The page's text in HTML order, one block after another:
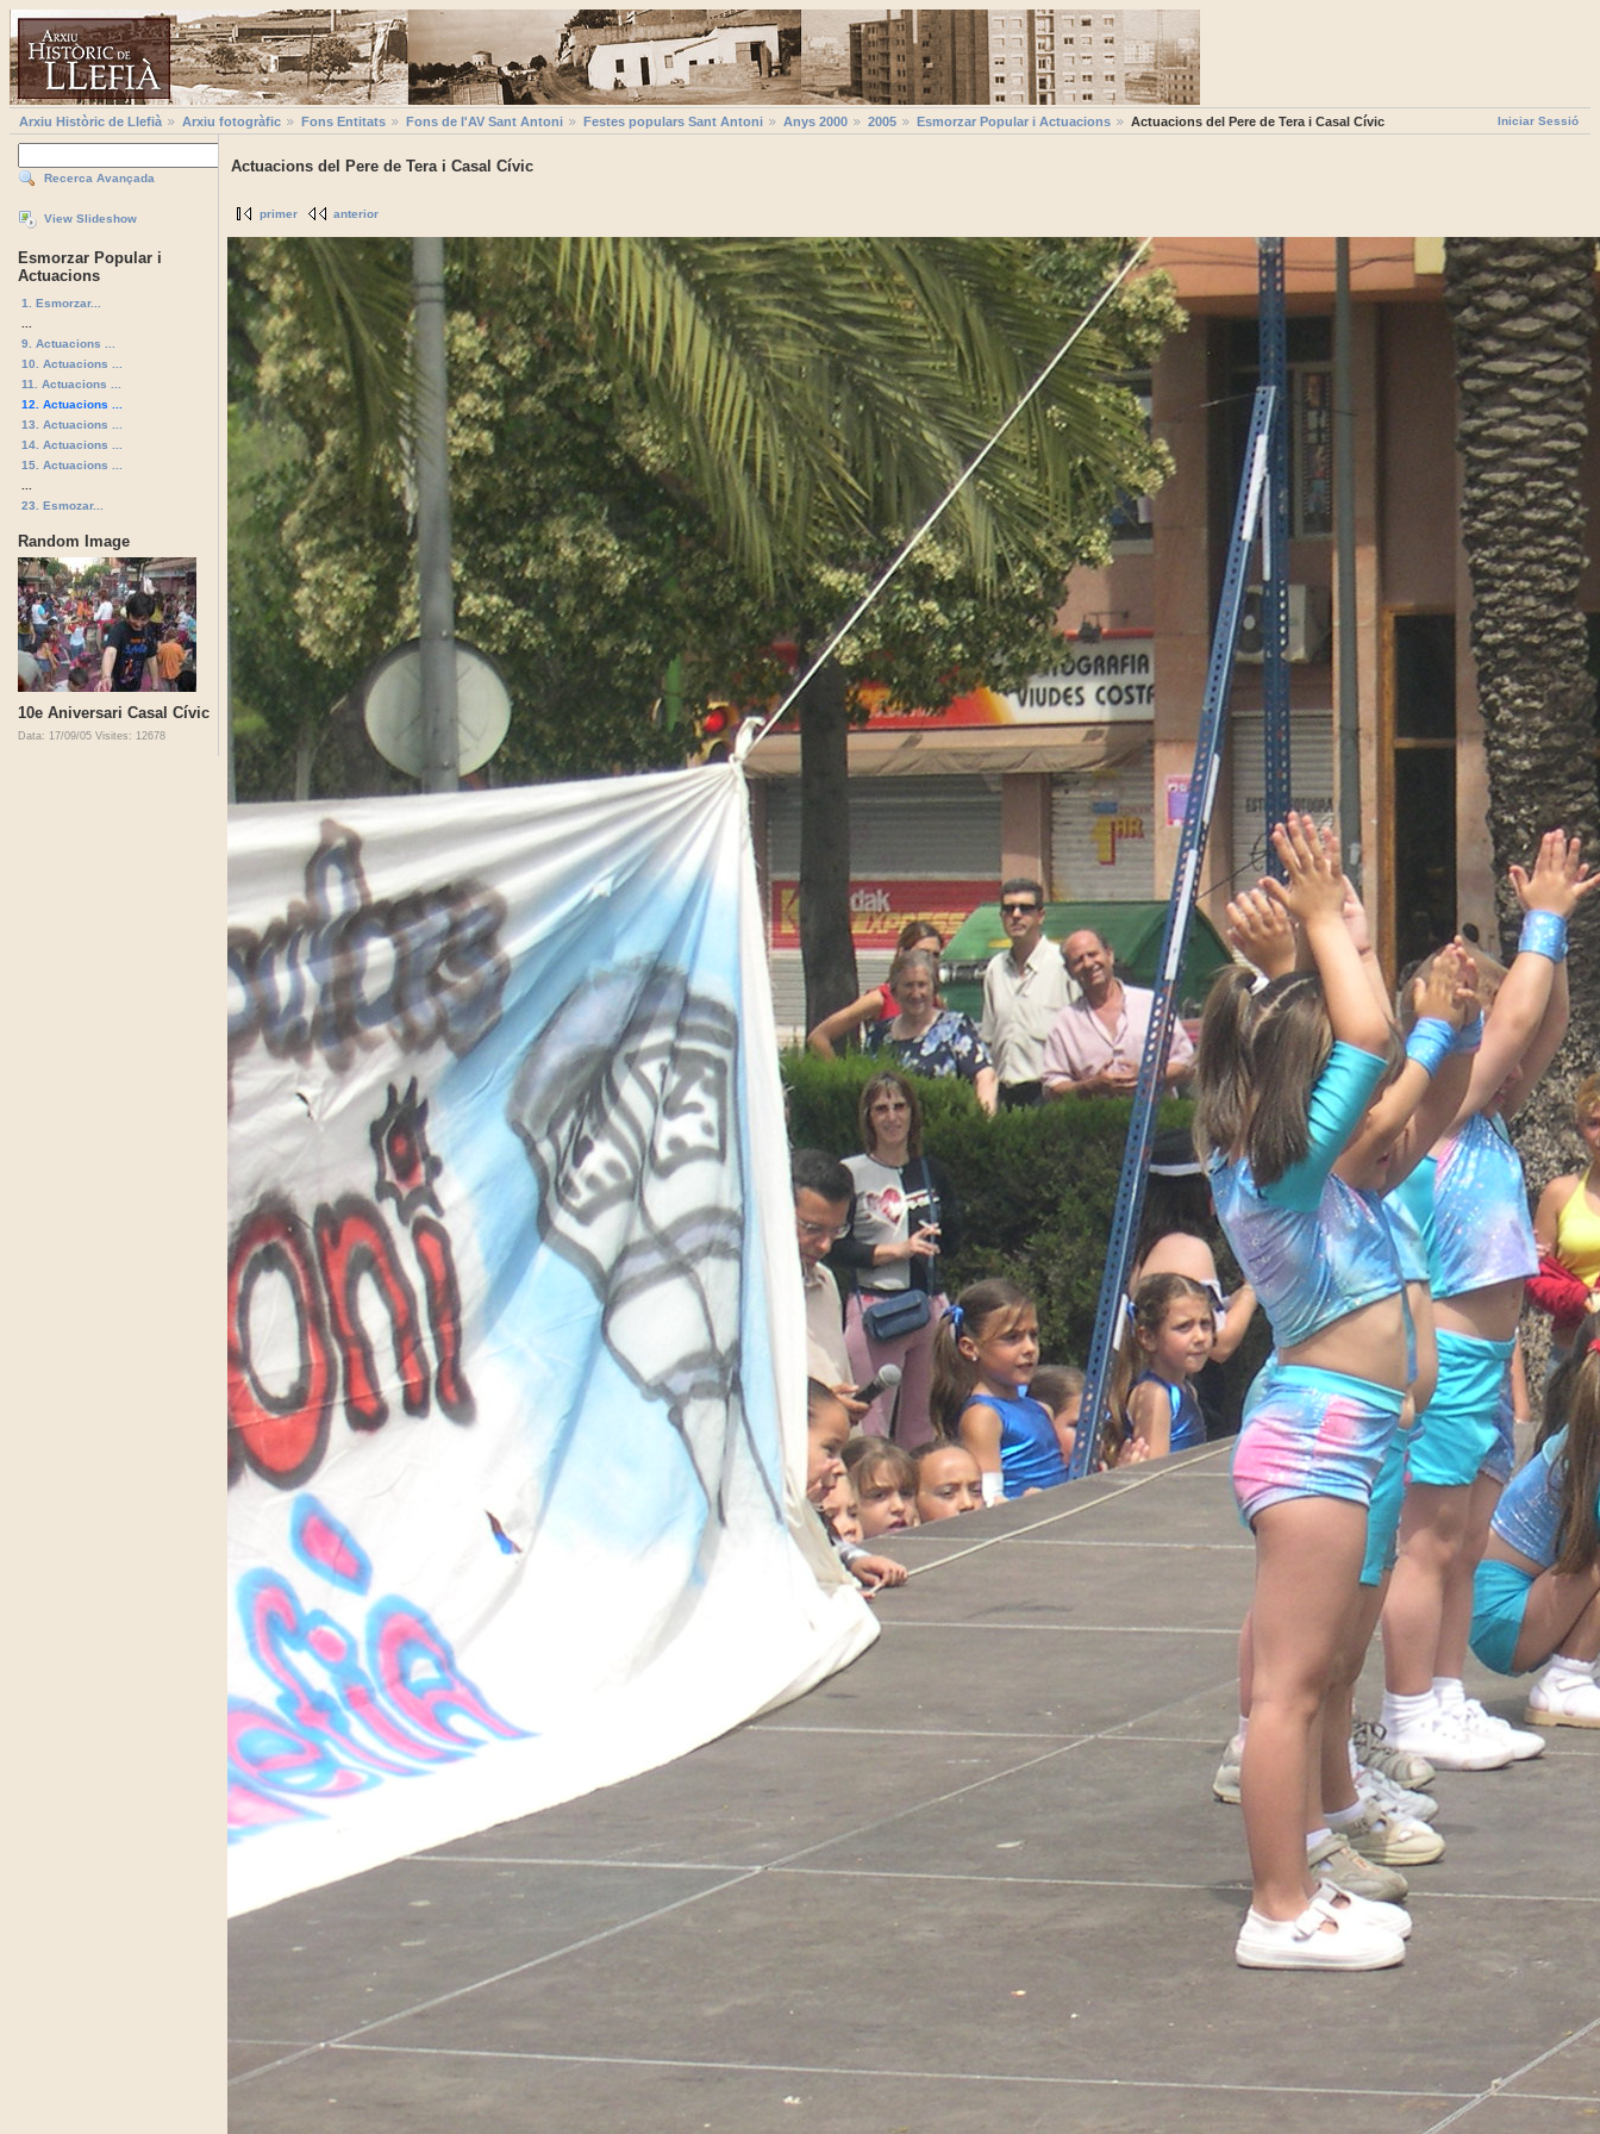
Iniciar Sessió
Arxiu Històric de Llefià Arxiu fotogràfic Fons Entitats Fons de l'AV Sant Antoni Festes populars Sant Antoni Anys 2000 2005 Esmorzar Popular i Actuacions Actuacions del Pere de Tera i Casal Cívic
Recerca Avançada
View Slideshow
Esmorzar Popular i
Actuacions
1. Esmorzar...
9. Actuacions ...
10. Actuacions ...
11. Actuacions ...
12. Actuacions ...
13. Actuacions ...
14. Actuacions ...
15. Actuacions ...
23. Esmozar...
Random Image
10e Aniversari Casal Cívic
Data: 17/09/05 Visites: 12678
Actuacions del Pere de Tera i Casal Cívic
primer anterior